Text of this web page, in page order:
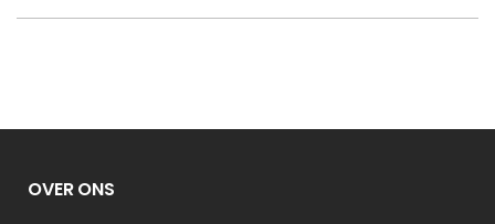
OVER ONS